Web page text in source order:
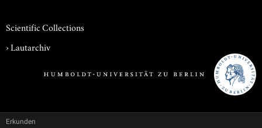
Scientific Collections
›Lautarchiv
Erkunden